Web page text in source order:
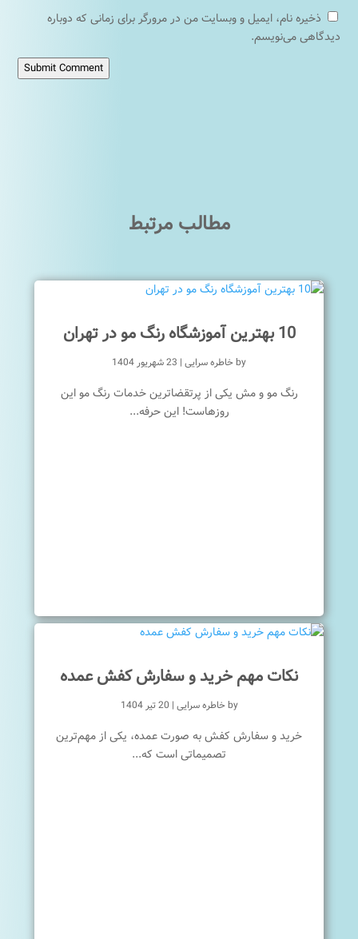
ذخیره نام، ایمیل و وبسایت من در مرورگر برای زمانی که دوباره
دیدگاهی می‌نویسم.
Submit Comment
مطالب مرتبط
10 بهترین آموزشگاه رنگ مو در تهران
byخاطره سرایی | 23 شهریور 1404
رنگ مو و مش یکی از پرتقضاترین خدمات رنگ مو این
روزهاست! این حرفه...
نکات مهم خرید و سفارش کفش عمده
byخاطره سرایی | 20 تیر 1404
خرید و سفارش کفش به صورت عمده، یکی از مهم‌ترین
تصمیماتی است که...